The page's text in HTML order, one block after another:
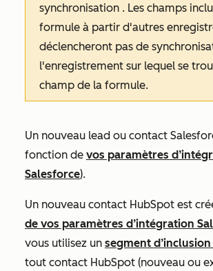
synchronisation . Les champs
formule à partir d'autres
déclencheront pas de
l'enregistrement sur lequel se
champ de la formule.
Un nouveau lead ou contact
fonction de vos paramètres
Salesforce).
Un nouveau contact HubSpot est
de vos paramètres d’intégration
vous utilisez un segment
tout contact HubSpot (nouveau ou